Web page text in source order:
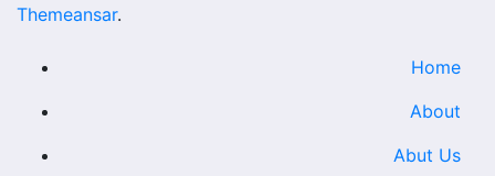
Themeansar.
Home
About
Abut Us